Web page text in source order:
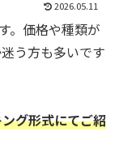
2026.05.11
。価格や種類が
う方も多いです
グ形式にてご紹